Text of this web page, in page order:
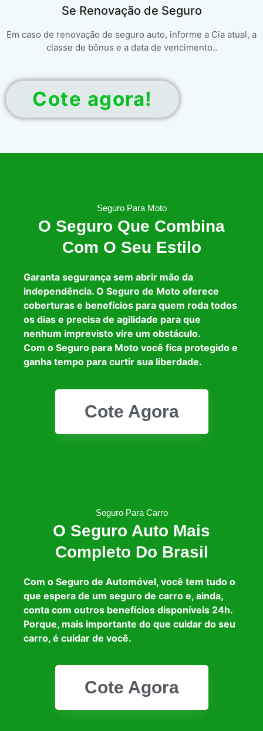
Se Renovação de Seguro
Em caso de renovação de seguro auto, informe a Cia atual, a
classe de bônus e a data de vencimento..
Cote agora!
Seguro Para Moto
O Seguro Que Combina
Com O Seu Estilo
Garanta segurança sem abrir mão da
independência. O Seguro de Moto oferece
coberturas e benefícios para quem roda todos
os dias e precisa de agilidade para que
nenhum imprevisto vire um obstáculo.
Com o Seguro para Moto você fica protegido e
ganha tempo para curtir sua liberdade.
Cote Agora
Seguro Para Carro
O Seguro Auto Mais
Completo Do Brasil
Com o Seguro de Automóvel, você tem tudo o
que espera de um seguro de carro e, ainda,
conta com outros benefícios disponíveis 24h.
Porque, mais importante do que cuidar do seu
carro, é cuidar de você.
Cote Agora